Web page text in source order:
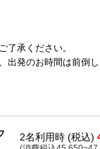
承ください。
出発のお時間は前倒し
2名利用時 (税込)